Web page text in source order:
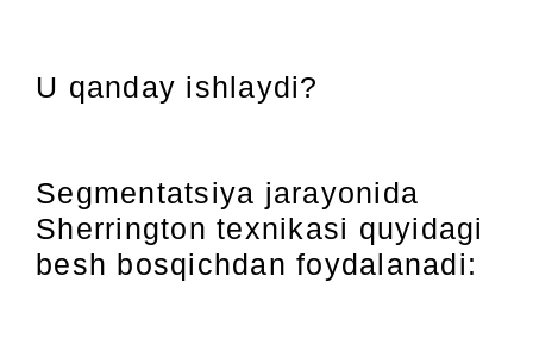
U qanday ishlaydi?
Segmentatsiya jarayonida
Sherrington texnikasi quyidagi
besh bosqichdan foydalanadi: